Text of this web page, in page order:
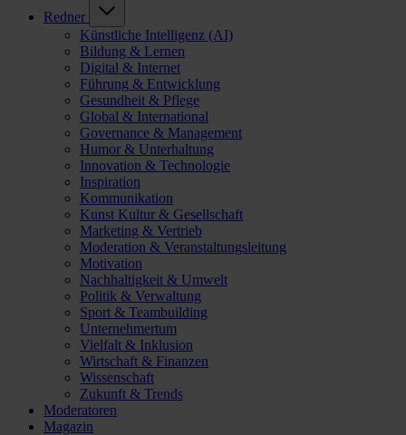
Redner
Künstliche Intelligenz (AI)
Bildung & Lernen
Digital & Internet
Führung & Entwicklung
Gesundheit & Pflege
Global & International
Governance & Management
Humor & Unterhaltung
Innovation & Technologie
Inspiration
Kommunikation
Kunst Kultur & Gesellschaft
Marketing & Vertrieb
Moderation & Veranstaltungsleitung
Motivation
Nachhaltigkeit & Umwelt
Politik & Verwaltung
Sport & Teambuilding
Unternehmertum
Vielfalt & Inklusion
Wirtschaft & Finanzen
Wissenschaft
Zukunft & Trends
Moderatoren
Magazin